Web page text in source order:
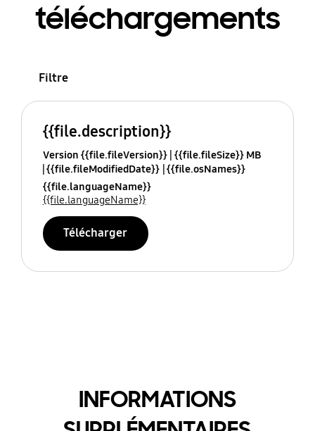
téléchargements
Filtre
{{file.description}}
Version {{file.fileVersion}} {{file.fileSize}} MB
{{file.fileModifiedDate}} {{file.osNames}}
{{file.languageName}}
{{file.languageName}}
Télécharger
INFORMATIONS